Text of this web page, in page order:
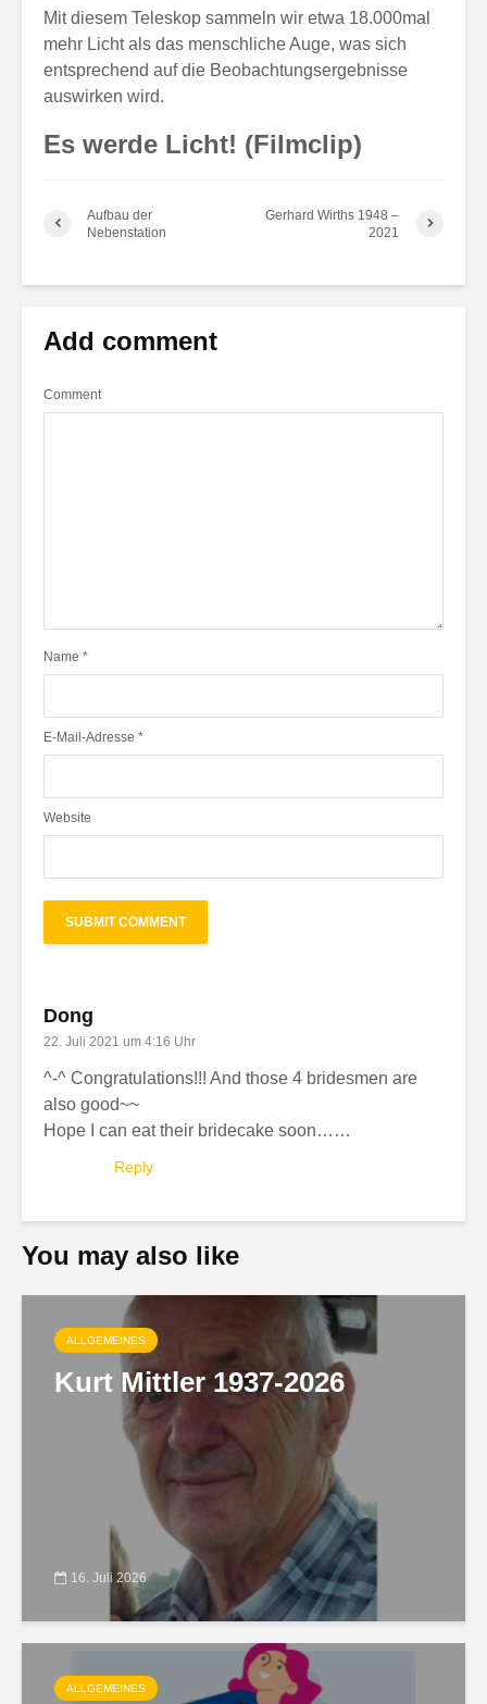
Mit diesem Teleskop sammeln wir etwa 18.000mal
mehr Licht als das menschliche Auge, was sich
entsprechend auf die Beobachtungsergebnisse
auswirken wird.
Es werde Licht! (Filmclip)
Aufbau der
Nebenstation
Gerhard Wirths 1948 –
2021
Add comment
Comment
Name *
E-Mail-Adresse *
Website
Dong
22. Juli 2021 um 4:16 Uhr
^-^ Congratulations!!! And those 4 bridesmen are
also good~~
Hope I can eat their bridecake soon……
Reply
You may also like
ALLGEMEINES
Kurt Mittler 1937-2026
16. Juli 2026
ALLGEMEINES